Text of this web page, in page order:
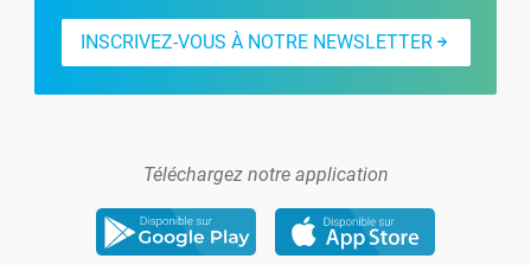
INSCRIVEZ-VOUS À NOTRE NEWSLETTER
Téléchargez notre application